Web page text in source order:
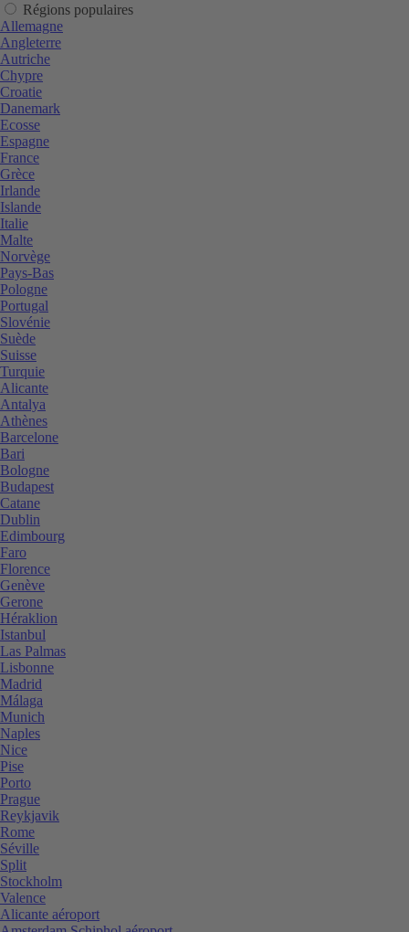
Régions populaires
Allemagne
Angleterre
Autriche
Chypre
Croatie
Danemark
Ecosse
Espagne
France
Grèce
Irlande
Islande
Italie
Malte
Norvège
Pays-Bas
Pologne
Portugal
Slovénie
Suède
Suisse
Turquie
Alicante
Antalya
Athènes
Barcelone
Bari
Bologne
Budapest
Catane
Dublin
Edimbourg
Faro
Florence
Genève
Gerone
Héraklion
Istanbul
Las Palmas
Lisbonne
Madrid
Málaga
Munich
Naples
Nice
Pise
Porto
Prague
Reykjavik
Rome
Séville
Split
Stockholm
Valence
Alicante aéroport